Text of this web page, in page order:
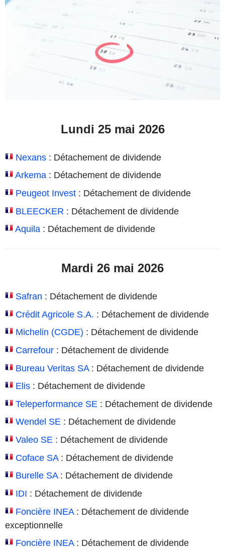
Lundi 25 mai 2026
Nexans : Détachement de dividende
Arkema : Détachement de dividende
Peugeot Invest : Détachement de dividende
BLEECKER : Détachement de dividende
Aquila : Détachement de dividende
Mardi 26 mai 2026
Safran : Détachement de dividende
Crédit Agricole S.A. : Détachement de dividende
Michelin (CGDE) : Détachement de dividende
Carrefour : Détachement de dividende
Bureau Veritas SA: Détachement de dividende
Elis : Détachement de dividende
Teleperformance SE : Détachement de dividende
Wendel SE : Détachement de dividende
Valeo SE : Détachement de dividende
Coface SA: Détachement de dividende
Burelle SA: Détachement de dividende
IDI : Détachement de dividende
Foncière INEA: Détachement de dividende
exceptionnelle
Foncière INEA: Détachement de dividende